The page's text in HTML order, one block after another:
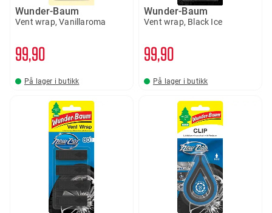
Wunder-Baum
Vent wrap, Vanillaroma
99 90
På lager i butikk
Wunder-Baum
Vent wrap, Black Ice
99 90
På lager i butikk